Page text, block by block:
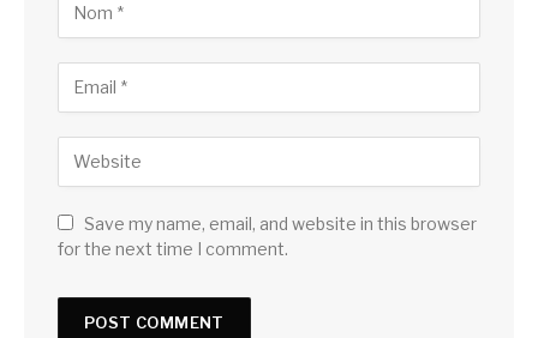
Save my name, email, and website in this browser
for the next time I comment.